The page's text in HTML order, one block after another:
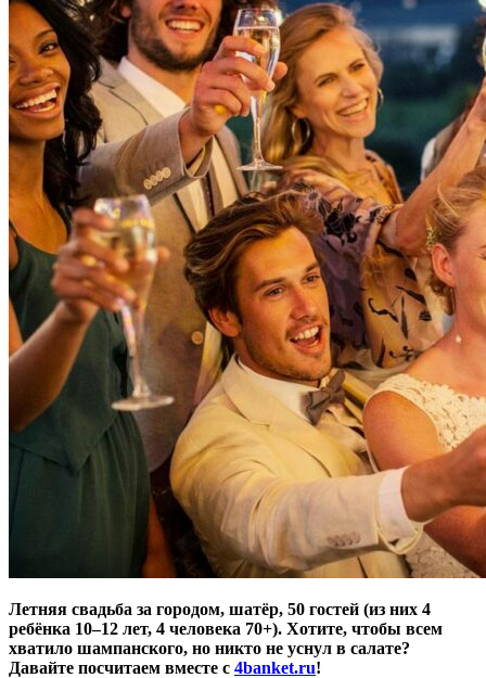
Летняя свадьба за городом, шатёр, 50 гостей (из них 4
ребёнка 10–12 лет, 4 человека 70+). Хотите, чтобы всем
хватило шампанского, но никто не уснул в салате?
Давайте посчитаем вместе с 4banket.ru!